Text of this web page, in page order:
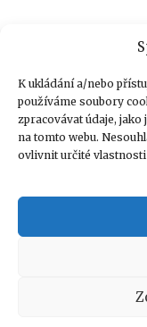
K ukládání a/nebo
používáme soubory
zpracovávat údaje,
na tomto webu.
ovlivnit určité vlastnosti